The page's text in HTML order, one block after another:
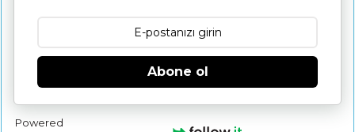
Abone ol
Powered